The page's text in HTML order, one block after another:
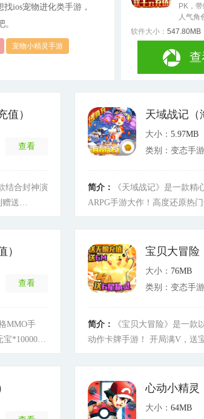
ios宠物进化类手游，
宠物小精灵手游
PK，
人气角
软件大小： 547.80MB
查
值）
查看
结合封神演
赠送
奇幻仙侠
还有大跨
； 游戏画
如同遨游
[详细]
天域战记（
大小： 5.97MB
类别：变态手游
简介：
《天域战记》是一款精
ARPG手游大作！高度还原热
特色玩法，带你进入精彩纷呈
）
查看
MMO手
*10000，
魔大战的
极品装
，踏上君
宝贝大冒险
大小： 76MB
类别：变态手游
简介：
《宝贝大冒险》是一款
动作卡牌手游！ 开局满V，送
爽击穿版！ 决定是你了，精灵
师！[详细]
心动小精灵
大小： 64MB